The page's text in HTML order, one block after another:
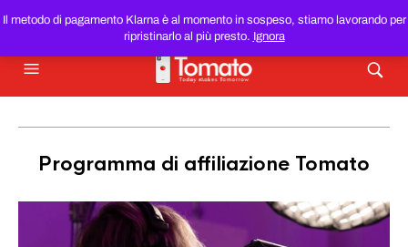
Il metodo di pagamento Klarna è al momento in sospeso, stiamo lavorando per
ripristinarlo al più presto. Ignora
SMARTPHONE E TABLET RICONDIZIONATIAL MIGLIOR
PREZZO DEL WEB!
Programma di affiliazione Tomato